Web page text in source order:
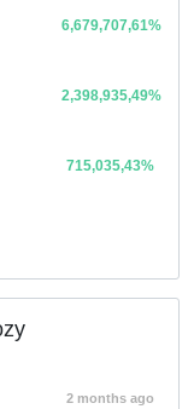
6,679,707,61%
2,398,935,49%
715,035,43%
2 months ago